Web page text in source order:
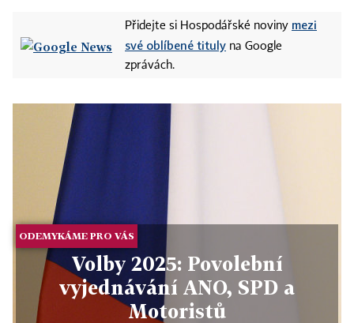
Přidejte si Hospodářské noviny mezi
své oblíbené tituly na Google
zprávách.
ODEMYKÁME PRO VÁS
Volby 2025: Povolební
vyjednávání ANO, SPD a
Motoristů